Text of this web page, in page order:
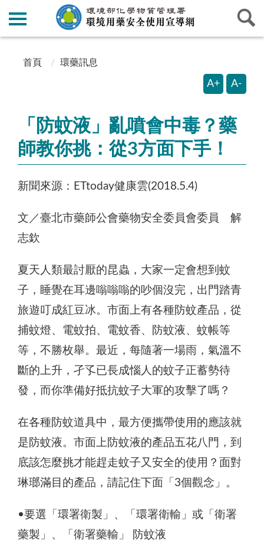
:::
:::
首頁 環藥訊息
A+ A-
「防蚊液」亂噴會中毒？藥
師教你挑：從3方面下手！
新聞來源：ETtoday健康雲(2018.5.4)
文／臺北市藥師公會藥物安全委員會委員 解
志欽
夏天人類最討厭的昆蟲，大家一定會想到蚊
子，睡覺在耳邊嗡嗡嗡的吵個沒完，出門踏青
旅遊叮成紅豆冰。市面上有各種防蚊產品，從
捕蚊燈、電蚊拍、電蚊香、防蚊液、蚊帳等
等，不勝枚舉。最近，每隨著一場雨，氣溫不
斷的上升，孑孓已長成惱人的蚊子正蓄勢待
發，而你準備好抵抗蚊子大軍的攻擊了嗎？
在各種防蚊道具中，最方便攜帶使用的應該就
是防蚊液。市面上防蚊液的產品五花八門，到
底該怎麼挑才能趕走蚊子又安全的使用？面對
琳瑯滿目的產品，請記住下面「3個觀念」。
•要選「環署衛製」、「環署衛輸」或「衛署
藥製」、「衛署藥輸」 防蚊液